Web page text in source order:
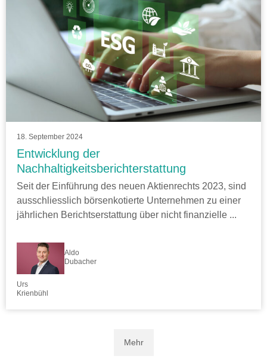
18. September 2024
Entwicklung der
Nachhaltigkeitsberichterstattung
Seit der Einführung des neuen Aktienrechts 2023, sind
ausschliesslich börsenkotierte Unternehmen zu einer
jährlichen Berichtserstattung über nicht finanzielle ...
Urs
Krienbühl
Aldo
Dubacher
Mehr